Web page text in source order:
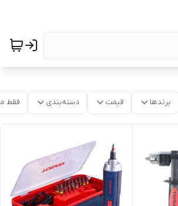
برندها قیمت دسته‌بندی فقط